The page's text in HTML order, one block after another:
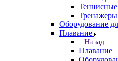
Тренажеры
Оборудование
Плавание
Назад
Плавание